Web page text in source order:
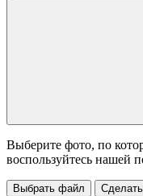
Выберите фото, по
воспользуйтесь нашей
Выбрать файл